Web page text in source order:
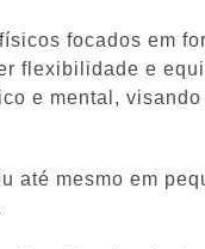
focados em
flexibilidade e
e mental,
até mesmo em